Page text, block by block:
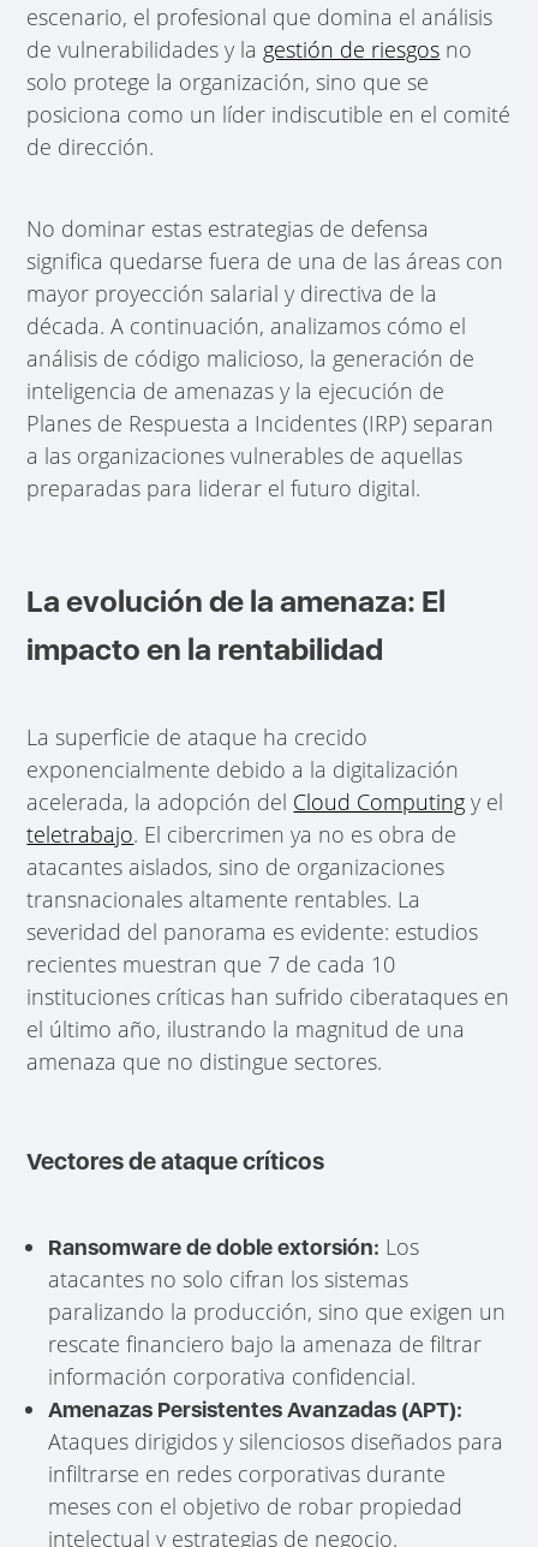
escenario, el profesional que domina el análisis
de vulnerabilidades y la gestión de riesgos no
solo protege la organización, sino que se
posiciona como un líder indiscutible en el comité
de dirección.
No dominar estas estrategias de defensa
significa quedarse fuera de una de las áreas con
mayor proyección salarial y directiva de la
década. A continuación, analizamos cómo el
análisis de código malicioso, la generación de
inteligencia de amenazas y la ejecución de
Planes de Respuesta a Incidentes (IRP) separan
a las organizaciones vulnerables de aquellas
preparadas para liderar el futuro digital.
La evolución de la amenaza: El
impacto en la rentabilidad
La superficie de ataque ha crecido
exponencialmente debido a la digitalización
acelerada, la adopción del Cloud Computing y el
teletrabajo. El cibercrimen ya no es obra de
atacantes aislados, sino de organizaciones
transnacionales altamente rentables. La
severidad del panorama es evidente: estudios
recientes muestran que 7 de cada 10
instituciones críticas han sufrido ciberataques en
el último año, ilustrando la magnitud de una
amenaza que no distingue sectores.
Vectores de ataque críticos
Ransomware de doble extorsión: Los
atacantes no solo cifran los sistemas
paralizando la producción, sino que exigen un
rescate financiero bajo la amenaza de filtrar
información corporativa confidencial.
Amenazas Persistentes Avanzadas (APT):
Ataques dirigidos y silenciosos diseñados para
infiltrarse en redes corporativas durante
meses con el objetivo de robar propiedad
intelectual y estrategias de negocio.